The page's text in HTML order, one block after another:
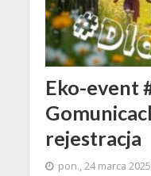
Eko-event
rejestracja
pon., 24 marca 2025